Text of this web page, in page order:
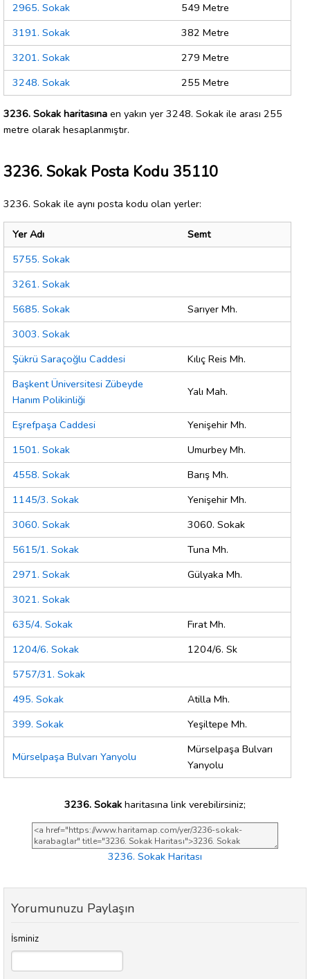
2965. Sokak
549 Metre
3191. Sokak
382 Metre
3201. Sokak
279 Metre
3248. Sokak
255 Metre
3236. Sokak haritasına en yakın yer 3248. Sokak ile arası 255
metre olarak hesaplanmıştır.
3236. Sokak Posta Kodu 35110
3236. Sokak ile aynı posta kodu olan yerler:
Yer Adı
Semt
5755. Sokak
3261. Sokak
5685. Sokak
Sarıyer Mh.
3003. Sokak
Şükrü Saraçoğlu Caddesi
Kılıç Reis Mh.
Başkent Üniversitesi Zübeyde
Hanım Polikinliği
Yalı Mah.
Eşrefpaşa Caddesi
Yenişehir Mh.
1501. Sokak
Umurbey Mh.
4558. Sokak
Barış Mh.
1145/3. Sokak
Yenişehir Mh.
3060. Sokak
3060. Sokak
5615/1. Sokak
Tuna Mh.
2971. Sokak
Gülyaka Mh.
3021. Sokak
635/4. Sokak
Fırat Mh.
1204/6. Sokak
1204/6. Sk
5757/31. Sokak
495. Sokak
Atilla Mh.
399. Sokak
Yeşiltepe Mh.
Mürselpaşa Bulvarı Yanyolu
Mürselpaşa Bulvarı
Yanyolu
3236. Sokak haritasına link verebilirsiniz;
3236. Sokak Haritası
Yorumunuzu Paylaşın
İsminiz